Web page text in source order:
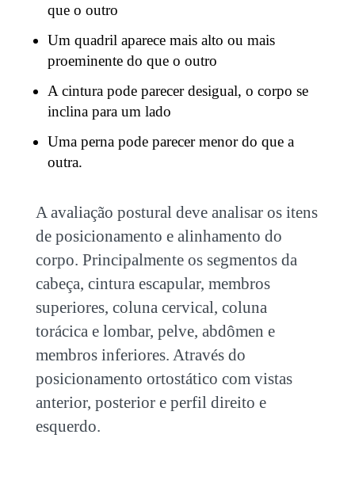
que o outro
Um quadril aparece mais alto ou mais
proeminente do que o outro
A cintura pode parecer desigual, o corpo se
inclina para um lado
Uma perna pode parecer menor do que a
outra.
A avaliação postural deve analisar os itens
de posicionamento e alinhamento do
corpo. Principalmente os segmentos da
cabeça, cintura escapular, membros
superiores, coluna cervical, coluna
torácica e lombar, pelve, abdômen e
membros inferiores. Através do
posicionamento ortostático com vistas
anterior, posterior e perfil direito e
esquerdo.